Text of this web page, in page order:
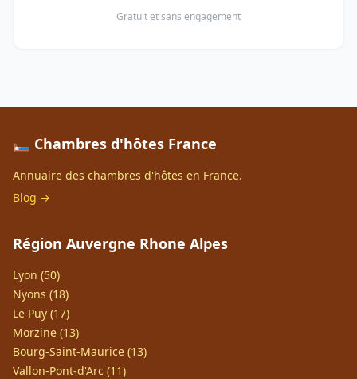
Gratuit et sans engagement
🛏️ Chambres d'hôtes France
Annuaire des chambres d'hôtes en France.
Blog →
Région Auvergne Rhone Alpes
Lyon (50)
Nyons (18)
Le Puy (17)
Morzine (13)
Bourg-Saint-Maurice (13)
Vallon-Pont-d'Arc (11)